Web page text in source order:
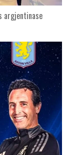
argjentinase